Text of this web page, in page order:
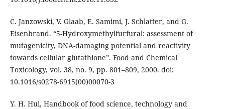
C. Janzowski, V. Glaab, E. Samimi, J. Schlatter, and G.
Eisenbrand. “5-Hydroxymethylfurfural: assessment of
mutagenicity, DNA-damaging potential and reactivity
towards cellular glutathione”. Food and Chemical
Toxicology, vol. 38, no. 9, pp. 801–809, 2000. doi:
10.1016/s0278-6915(00)00070-3
Y. H. Hui, Handbook of food science, technology and